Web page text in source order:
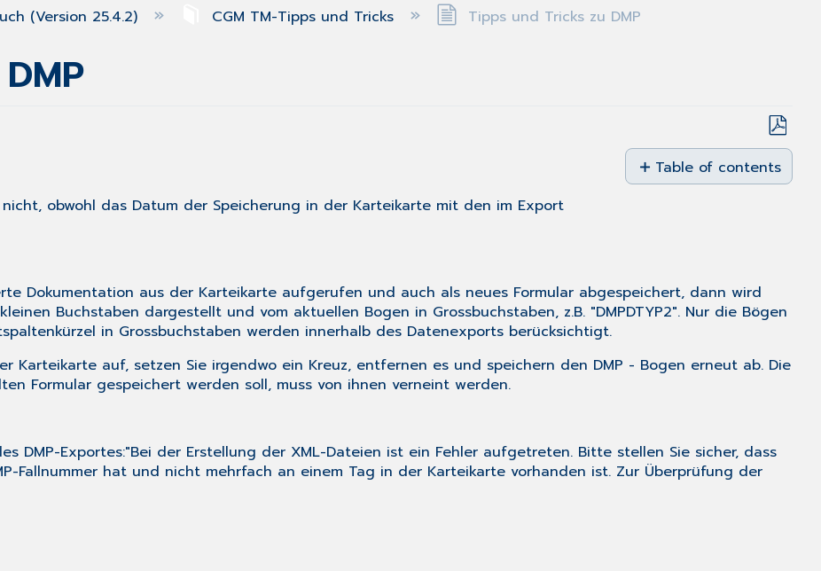
(Version 25.4.2) CGM TM-Tipps und Tricks Tipps und Tricks zu DMP
Save
as
PDF
Table of contents
No
obwohl das Datum der Speicherung in der Karteikarte mit den im Export
Dokumentation aus der Karteikarte aufgerufen und auch als neues Formular abgespeichert, dann wird
Buchstaben dargestellt und vom aktuellen Bogen in Grossbuchstaben, z.B. "DMPDTYP2". Nur die Bögen
in Grossbuchstaben werden innerhalb des Datenexports berücksichtigt.
Karteikarte auf, setzen Sie irgendwo ein Kreuz, entfernen es und speichern den DMP - Bogen erneut ab. Die
Formular gespeichert werden soll, muss von ihnen verneint werden.
DMP-Exportes:"Bei der Erstellung der XML-Dateien ist ein Fehler aufgetreten. Bitte stellen Sie sicher, dass
Fallnummer hat und nicht mehrfach an einem Tag in der Karteikarte vorhanden ist. Zur Überprüfung der